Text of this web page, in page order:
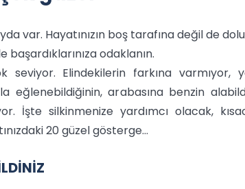
var. Hayatınızın boş tarafına değil de
odaklanın.
Elindekilerin farkına varmıyor,
arabasına benzin
İşte silkinmenize yardımcı olacak,
20 güzel gösterge…